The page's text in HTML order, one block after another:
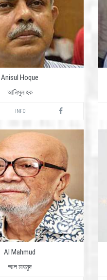
Anisul Hoque
আনিসুল হক
INFO
Al Mahmud
আল মাহমুদ